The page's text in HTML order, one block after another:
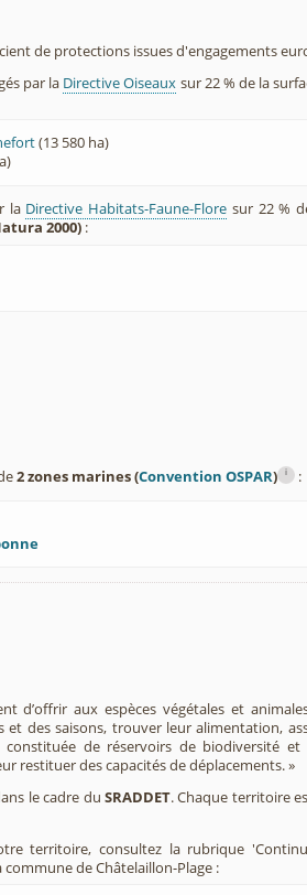
de protections issues d'engagements
par la Directive Oiseaux sur 22 % de la
(13 580 ha)
la Directive Habitats-Faune-Flore sur 22 %
2000) :
2 zones marines (Convention OSPAR) i :
d’offrir aux espèces végétales et
des saisons, trouver leur alimentation,
constituée de réservoirs de biodiversité
restituer des capacités de déplacements. »
le cadre du SRADDET. Chaque territoire
territoire, consultez la rubrique
de Châtelaillon-Plage :